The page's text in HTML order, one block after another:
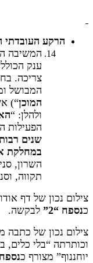
הרקע העובדתי
המשיבה
ענק
צריכה.
המבושל
המוכן“)
ולהלן: “
הפעילות
שנים
במחלקת
השרון,
תקווה,
צילום נכון של דף
כנספח “2”
לבקשה.
וכותרתה “בלי כלים,
יוחננוף” מצורף כנספח